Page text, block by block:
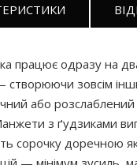
працює одразу на
зовсім
або
з ґудзиками
сорочку доречною